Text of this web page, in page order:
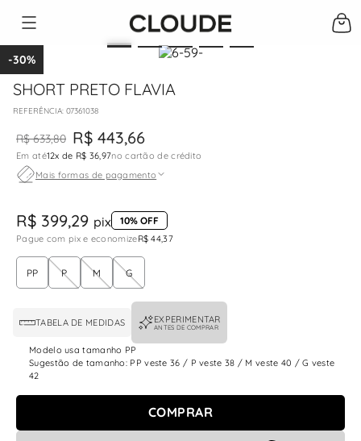
-30%
SHORT PRETO FLAVIA
: 07361038
R$ 633,80 R$ 443,66
Em até12x de R$ 36,97no cartão de crédito
Mais formas de pagamento
R$ 399,29 pix 10% OFF
Pague com pix e economizeR$ 44,37
PP P M G
TABELA DE MEDIDAS EXPERIMENTAR
ANTES DE COMPRAR
Modelo usa tamanho PP
Sugestão de tamanho: PP veste 36 / P veste 38 / M veste 40 / G veste
42
COMPRAR